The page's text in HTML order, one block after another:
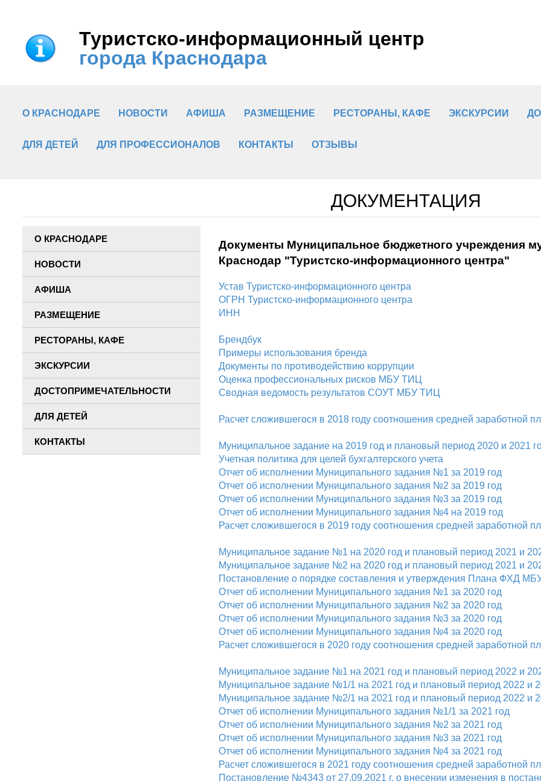
Туристско-информационный центр
города Краснодара
О КРАСНОДАРЕ НОВОСТИ АФИША РАЗМЕЩЕНИЕ РЕСТОРАНЫ, КАФЕ ЭКСКУРСИИ
ДЛЯ ДЕТЕЙ ДЛЯ ПРОФЕССИОНАЛОВ КОНТАКТЫ ОТЗЫВЫ
ДОКУМЕНТАЦИЯ
О КРАСНОДАРЕ
НОВОСТИ
АФИША
РАЗМЕЩЕНИЕ
РЕСТОРАНЫ, КАФЕ
ЭКСКУРСИИ
ДОСТОПРИМЕЧАТЕЛЬНОСТИ
ДЛЯ ДЕТЕЙ
КОНТАКТЫ
Документы Муниципальное бюджетного учреждения
Краснодар "Туристско-информационного центра"
Устав Туристско-информационного центра
ОГРН Туристско-информационного центра
ИНН
Брендбук
Примеры использования бренда
Документы по противодействию коррупции
Оценка профессиональных рисков МБУ ТИЦ
Сводная ведомость результатов СОУТ МБУ ТИЦ
Расчет сложившегося в 2018 году соотношения средней заработной
Муниципальное задание на 2019 год и плановый период 2020 и 2021
Учетная политика для целей бухгалтерского учета
Отчет об исполнении Муниципального задания №1 за 2019 год
Отчет об исполнении Муниципального задания №2 за 2019 год
Отчет об исполнении Муниципального задания №3 за 2019 год
Отчет об исполнении Муниципального задания №4 на 2019 год
Расчет сложившегося в 2019 году соотношения средней заработной
Муниципальное задание №1 на 2020 год и плановый период 2021 и
Муниципальное задание №2 на 2020 год и плановый период 2021 и
Постановление о порядке составления и утверждения Плана ФХД
Отчет об исполнении Муниципального задания №1 за 2020 год
Отчет об исполнении Муниципального задания №2 за 2020 год
Отчет об исполнении Муниципального задания №3 за 2020 год
Отчет об исполнении Муниципального задания №4 за 2020 год
Расчет сложившегося в 2020 году соотношения средней заработной
Муниципальное задание №1 на 2021 год и плановый период 2022 и
Муниципальное задание №1/1 на 2021 год и плановый период 2022 и
Муниципальное задание №2/1 на 2021 год и плановый период 2022 и
Отчет об исполнении Муниципального задания №1/1 за 2021 год
Отчет об исполнении Муниципального задания №2 за 2021 год
Отчет об исполнении Муниципального задания №3 за 2021 год
Отчет об исполнении Муниципального задания №4 за 2021 год
Расчет сложившегося в 2021 году соотношения средней заработной
Постановление №4343 от 27.09.2021 г. о внесении изменения в